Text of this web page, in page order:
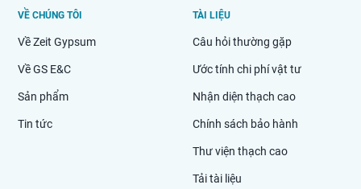
VỀ CHÚNG TÔI
Về Zeit Gypsum
Về GS E&C
Sản phẩm
Tin tức
TÀI LIỆU
Câu hỏi thường gặp
Ước tính chi phí vật tư
Nhận diện thạch cao
Chính sách bảo hành
Thư viện thạch cao
Tải tài liệu